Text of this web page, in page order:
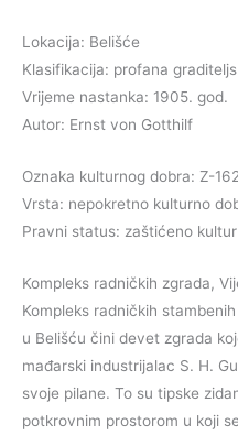
Lokacija: Belišće
Klasifikacija: profana
Vrijeme nastanka: 1905. god.
Autor: Ernst von Gotthilf
Oznaka kulturnog dobra: Z-
Vrsta: nepokretno kulturno
Pravni status: zaštićeno
Kompleks radničkih zgrada,
Kompleks radničkih
u Belišću čini devet zgrada
mađarski industrijalac S. H.
svoje pilane. To su tipske
potkrovnim prostorom u koji